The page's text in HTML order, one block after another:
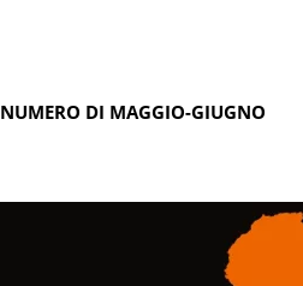
NUMERO DI MAGGIO-GIUGNO